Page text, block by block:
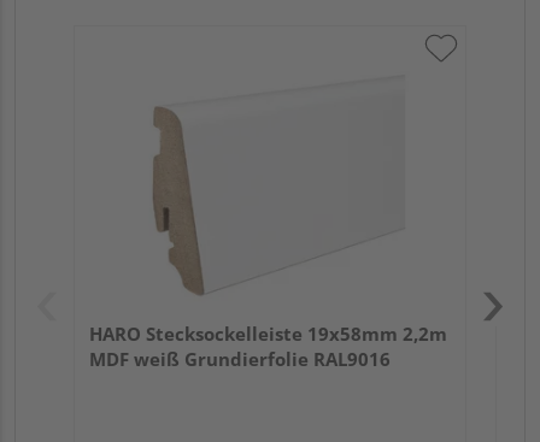
HARO Stecksockelleiste 19x58mm 2,2m
MDF weiß Grundierfolie RAL9016